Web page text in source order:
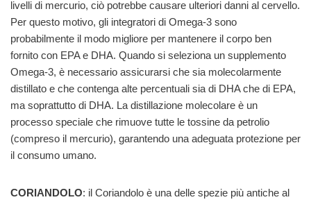
livelli di mercurio, ciò potrebbe causare ulteriori danni al cervello.
Per questo motivo, gli integratori di Omega-3 sono
probabilmente il modo migliore per mantenere il corpo ben
fornito con EPA e DHA. Quando si seleziona un supplemento
Omega-3, è necessario assicurarsi che sia molecolarmente
distillato e che contenga alte percentuali sia di DHA che di EPA,
ma soprattutto di DHA. La distillazione molecolare è un
processo speciale che rimuove tutte le tossine da petrolio
(compreso il mercurio), garantendo una adeguata protezione per
il consumo umano.
CORIANDOLO: il Coriandolo è una delle spezie più antiche al